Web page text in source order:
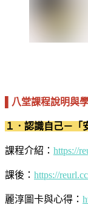
▌八堂課程說明與
１．認識自己－「
課程介紹： https://
課後： https://
麗淳圖卡與心得：